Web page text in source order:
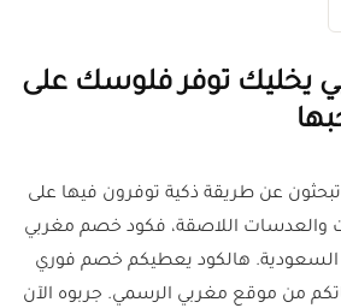
يخليك توفر فلوسك على
تبحثون عن طريقة ذكية توفرون فيها على
والعدسات اللاصقة، فكود خصم مغربي
السعودية. هالكود يعطيكم خصم فوري
طلباتكم من موقع مغربي الرسمي. جربوه الآن